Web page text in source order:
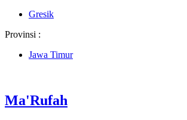
Gresik
Provinsi :
Jawa Timur
Ma'Rufah